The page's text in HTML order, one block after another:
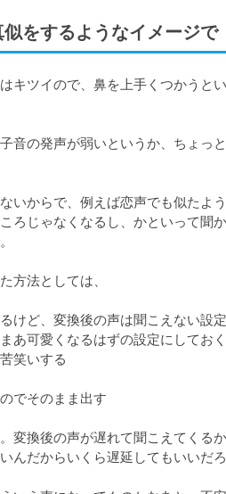
をするようなイメージで
キツイので、鼻を上手くつかうと
音の発声が弱いというか、ちょっ
いからで、例えば恋声でも似たよ
ろじゃなくなるし、かといって聞
方法としては、
けど、変換後の声は聞こえない設定
あ可愛くなるはずの設定にしておく
笑いする
でそのまま出す
変換後の声が遅れて聞こえてくる
んだからいくら遅延してもいいだろ